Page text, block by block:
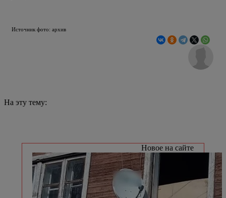
Источник фото: архив
На эту тему:
Новое на сайте